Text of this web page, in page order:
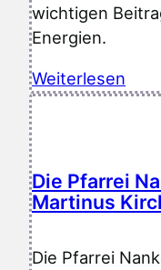
wichtigen
Energien.
Weiterlesen
Die Pfarrei
Martinus
Die Pfarrei